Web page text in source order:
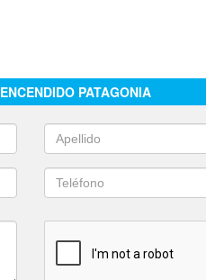
ENCENDIDO PATAGONIA